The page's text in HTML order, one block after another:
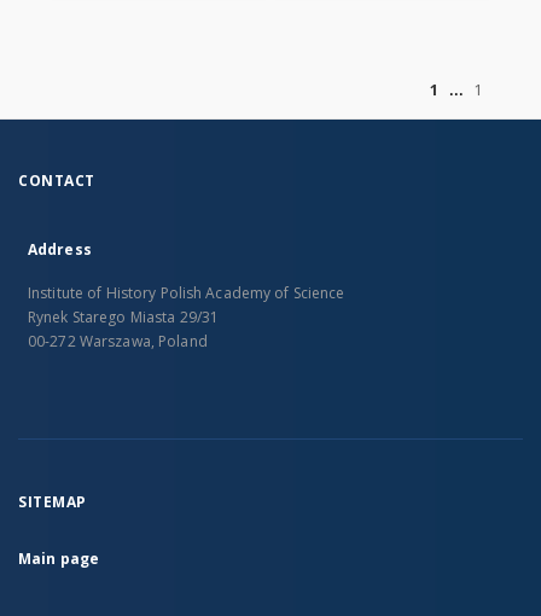
1
1
CONTACT
Address
Institute of History Polish Academy of Science
Rynek Starego Miasta 29/31
00-272 Warszawa, Poland
SITEMAP
Main page